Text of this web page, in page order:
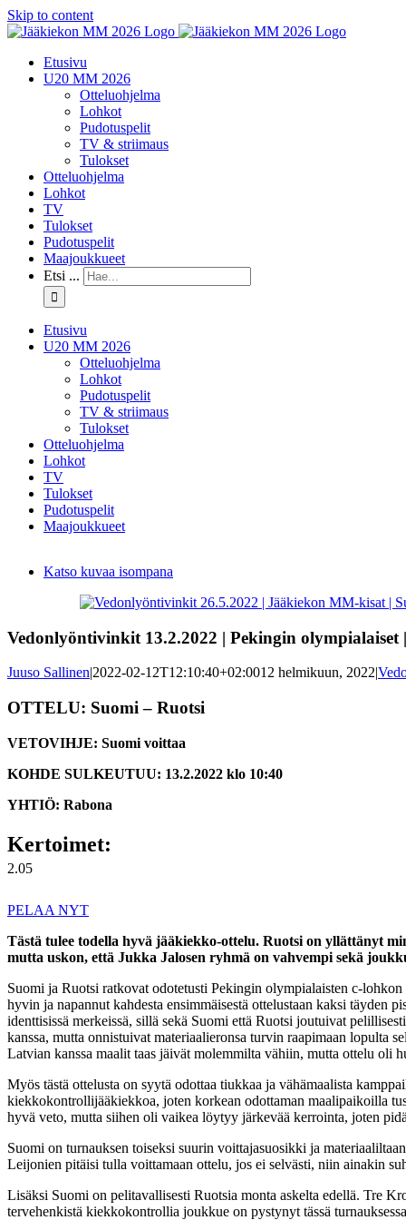
Skip to content
Etusivu
U20 MM 2026
Otteluohjelma
Lohkot
Pudotuspelit
TV & striimaus
Tulokset
Otteluohjelma
Lohkot
TV
Tulokset
Pudotuspelit
Maajoukkueet
Etsi ...
Etusivu
U20 MM 2026
Otteluohjelma
Lohkot
Pudotuspelit
TV & striimaus
Tulokset
Otteluohjelma
Lohkot
TV
Tulokset
Pudotuspelit
Maajoukkueet
Katso kuvaa isompana
Vedonlyöntivinkit 13.2.2022 | Pekingin olympialaiset
Juuso Sallinen|2022-02-12T12:10:40+02:0012 helmikuun, 2022|
OTTELU: Suomi – Ruotsi
VETOVIHJE: Suomi voittaa
KOHDE SULKEUTUU: 13.2.2022 klo 10:40
YHTIÖ: Rabona
Kertoimet:
2.05
PELAA NYT
Tästä tulee todella hyvä jääkiekko-ottelu. Ruotsi on yllättänyt
mutta uskon, että Jukka Jalosen ryhmä on vahvempi sekä
Suomi ja Ruotsi ratkovat odotetusti Pekingin olympialaisten c-
hyvin ja napannut kahdesta ensimmäisestä ottelustaan kaksi täyden
identtisissä merkeissä, sillä sekä Suomi että Ruotsi joutuivat
kanssa, mutta onnistuivat materiaalieronsa turvin raapimaan lopulta
Latvian kanssa maalit taas jäivät molemmilta vähiin, mutta ottelu oli
Myös tästä ottelusta on syytä odottaa tiukkaa ja vähämaalista
kiekkokontrollijääkiekkoa, joten korkean odottaman maalipaikoilla
hyvä veto, mutta siihen oli vaikea löytyy järkevää kerrointa, joten
Suomi on turnauksen toiseksi suurin voittajasuosikki ja
Leijonien pitäisi tulla voittamaan ottelu, jos ei selvästi, niin ainakin
Lisäksi Suomi on pelitavallisesti Ruotsia monta askelta edellä. Tre
tervehenkistä kiekkokontrollia joukkue on pystynyt tässä